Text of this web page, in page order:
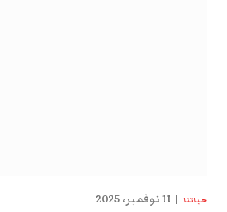
حياتنا 11 نوفمبر، 2025